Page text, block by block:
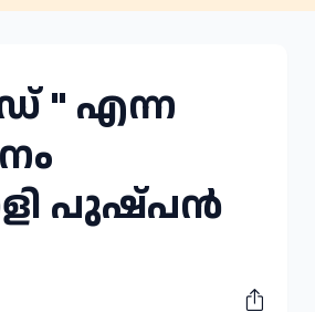
" എന്ന
പുഷ്പൻ